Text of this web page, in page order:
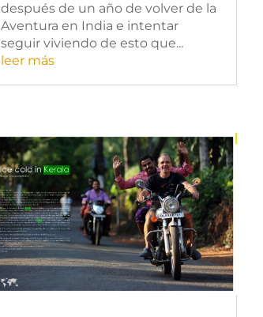
después de un año de volver de la
Aventura en India e intentar
seguir viviendo de esto que...
leer más